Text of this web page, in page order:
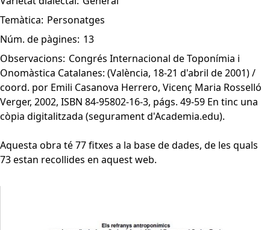
Temàtica: Personatges
Núm. de pàgines: 13
Observacions: Congrés Internacional de Toponímia i
Onomàstica Catalanes: (València, 18-21 d'abril de 2001) /
coord. por Emili Casanova Herrero, Vicenç Maria Rosselló
Verger, 2002, ISBN 84-95802-16-3, págs. 49-59 En tinc una
còpia digitalitzada (segurament d'Academia.edu).
Aquesta obra té 77 fitxes a la base de dades, de les quals
73 estan recollides en aquest web.